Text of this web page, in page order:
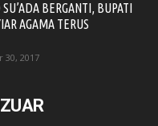
BERGANTI, BUPATI
AGAMA TERUS
30, 2017